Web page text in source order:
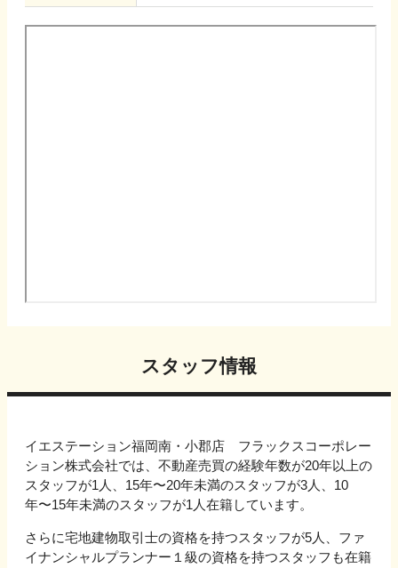
スタッフ情報
イエステーション福岡南・小郡店 フラックスコーポレー
ション株式会社では、不動産売買の経験年数が20年以上の
スタッフが1人、15年〜20年未満のスタッフが3人、10
年〜15年未満のスタッフが1人在籍しています。
さらに宅地建物取引士の資格を持つスタッフが5人、ファ
イナンシャルプランナー１級の資格を持つスタッフも在籍